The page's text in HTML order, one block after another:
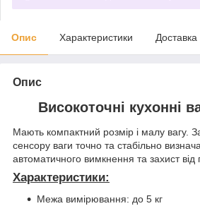
Опис Характеристики Доставка
Опис
Високоточні кухонні
Мають компактний розмір і малу вагу.
сенсору ваги точно та стабільно
автоматичного вимкнення та захист
Характеристики:
Межа вимірювання: до 5 кг